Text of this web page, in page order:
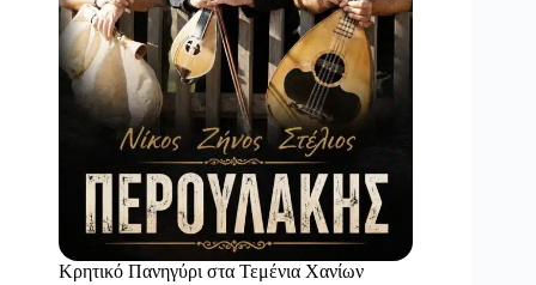
Κρητικό Πανηγύρι στα Τεμένια Χανίων